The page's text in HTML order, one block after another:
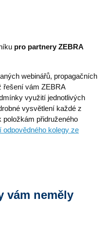
pro partnery ZEBRA
webinářů, propagačních
řešení vám ZEBRA
využití jednotlivých
vysvětlení každé z
položkám přidruženého
odpovědného kolegy ze
vám neměly